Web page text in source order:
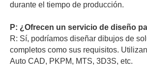
durante el tiempo de producción.
P: ¿Ofrecen un servicio de diseño
R: Sí, podríamos diseñar dibujos de
completos como sus requisitos.
Auto CAD, PKPM, MTS, 3D3S, etc.